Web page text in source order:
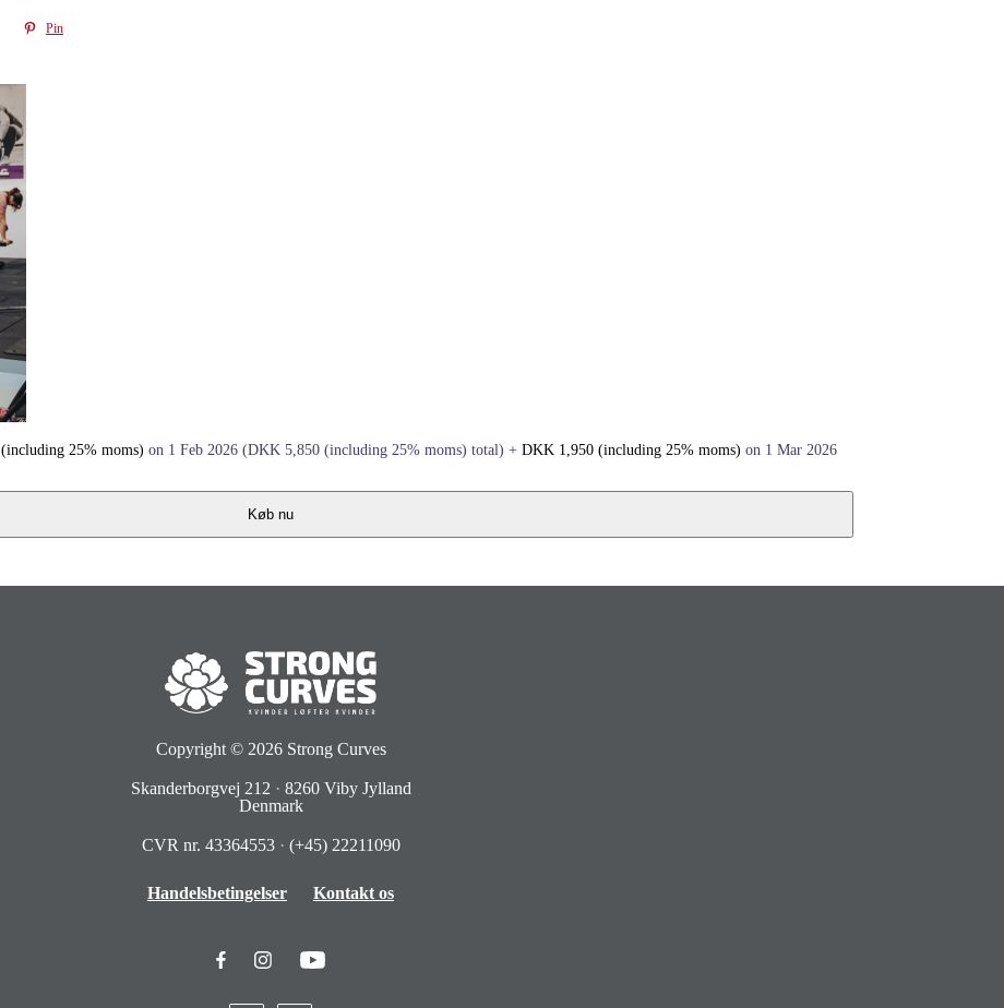
Pin
(including 25% moms) on 1 Feb 2026 (DKK 5,850 (including 25% moms) total) + DKK 1,950 (including 25% moms) on 1 Mar 2026
Køb nu
Copyright © 2026 Strong Curves
Skanderborgvej 212 · 8260 Viby Jylland
Denmark
CVR nr. 43364553 · (+45) 22211090
Handelsbetingelser Kontakt os